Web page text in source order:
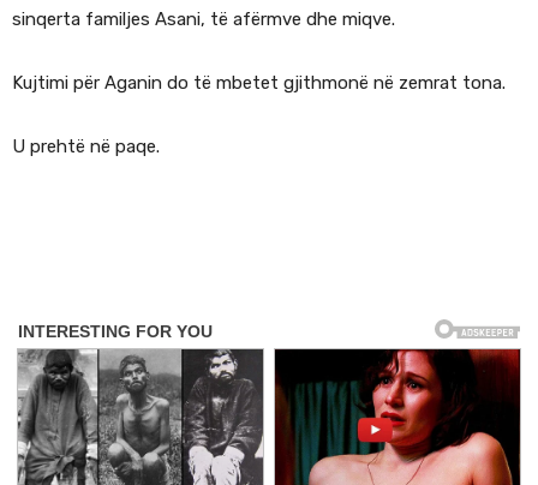
sinqerta familjes Asani, të afërmve dhe miqve.
Kujtimi për Aganin do të mbetet gjithmonë në zemrat tona.
U prehtë në paqe.